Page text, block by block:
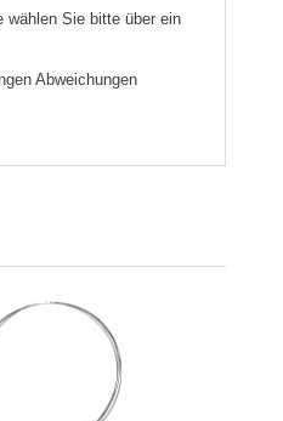
wählen Sie bitte über ein
Abweichungen